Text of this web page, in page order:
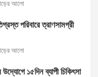
আলো
পরিবারে ত্রাণসামগ্রী
আলো
উদ্যোগে ১৫দিন ব্যাপী চিকিৎসা